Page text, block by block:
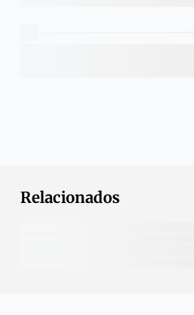
Relacionados